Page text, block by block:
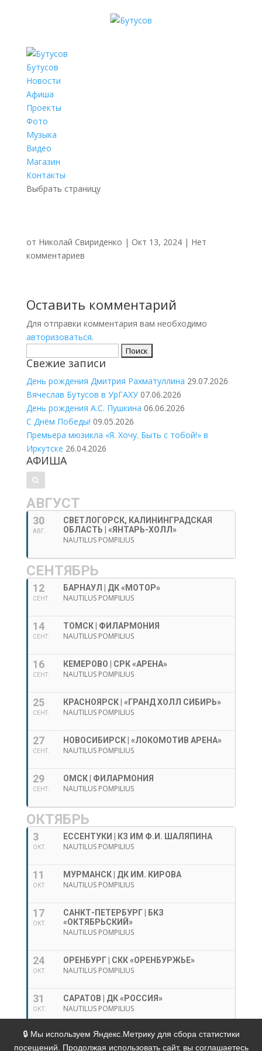
Бутусов
Новости
Афиша
Проекты
Фото
Музыка
Видео
Магазин
Контакты
Выбрать страницу
от Николай Свириденко | Окт 13, 2024| Нет
комментариев
Оставить комментарий
Для отправки комментария вам необходимо
авторизоваться.
Свежие записи
День рождения Дмитрия Рахматуллина 29.07.2026
Вячеслав Бутусов в УрГАХУ 07.06.2026
День рождения А.С. Пушкина 06.06.2026
С Днём Победы! 09.05.2026
Премьера мюзикла «Я. Хочу. Быть с тобой!» в
Иркутске 26.04.2026
АФИША
АВГУСТ
30
АВГ.
СВЕТЛОГОРСК, КАЛИНИНГРАДСКАЯ
ОБЛАСТЬ | «ЯНТАРЬ-ХОЛЛ»
NAUTILUS POMPILIUS
СЕНТЯБРЬ
12
СЕНТ.
БАРНАУЛ | ДК «МОТОР»
NAUTILUS POMPILIUS
14
СЕНТ.
ТОМСК | ФИЛАРМОНИЯ
NAUTILUS POMPILIUS
16
СЕНТ.
КЕМЕРОВО | СРК «АРЕНА»
NAUTILUS POMPILIUS
25
СЕНТ.
КРАСНОЯРСК | «ГРАНД ХОЛЛ СИБИРЬ»
NAUTILUS POMPILIUS
27
СЕНТ.
НОВОСИБИРСК | «ЛОКОМОТИВ АРЕНА»
NAUTILUS POMPILIUS
29
СЕНТ.
ОМСК | ФИЛАРМОНИЯ
NAUTILUS POMPILIUS
ОКТЯБРЬ
3
ОКТ.
ЕССЕНТУКИ | КЗ ИМ Ф.И. ШАЛЯПИНА
NAUTILUS POMPILIUS
11
ОКТ.
МУРМАНСК | ДК ИМ. КИРОВА
NAUTILUS POMPILIUS
17
ОКТ.
САНКТ-ПЕТЕРБУРГ | БКЗ
«ОКТЯБРЬСКИЙ»
NAUTILUS POMPILIUS
24
ОКТ.
ОРЕНБУРГ | СКК «ОРЕНБУРЖЬЕ»
NAUTILUS POMPILIUS
31
ОКТ.
САРАТОВ | ДК «РОССИЯ»
NAUTILUS POMPILIUS
Политика в отношении обработки персональных
🔒 Мы используем Яндекс.Метрику для сбора статистики
посещений. Продолжая использовать сайт, вы соглашаетесь